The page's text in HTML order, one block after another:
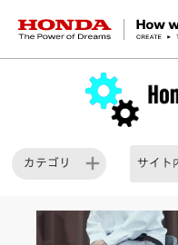
HONDA The Power
カテゴリ